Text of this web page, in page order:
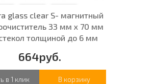
glass clear S- магнитный
33 мм х 70 мм
толщиной до 6 мм
664руб.
в 1 клик В корзину